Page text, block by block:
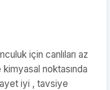
için canlıları az
noktasında
iyi , tavsiye